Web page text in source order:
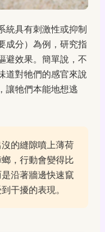
統具有刺激性或抑制
成分）為例，研究指
避效果。簡單說，不
道對牠們的感官來說
，讓牠們本能地想逃
的縫隙噴上薄荷
，行動會變得比
沿著牆邊快速竄
干擾的表現。